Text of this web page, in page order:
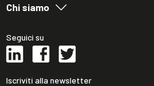
Chi siamo
Seguici su
Iscriviti alla newsletter